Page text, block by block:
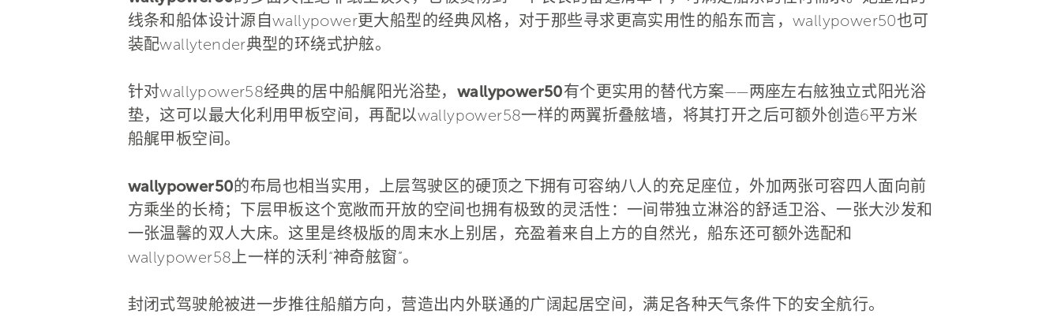
线条和船体设计源自wallypower更大船型的经典风格，对于那些寻求更高实用性的船东而言，wallypower50也可
装配wallytender典型的环绕式护舷。
针对wallypower58经典的居中船艉阳光浴垫， wallypower50有个更实用的替代方案——两座左右舷独立式阳光浴
垫，这可以最大化利用甲板空间，再配以wallypower58一样的两翼折叠舷墙，将其打开之后可额外创造6平方米
船艉甲板空间。
wallypower50的布局也相当实用，上层驾驶区的硬顶之下拥有可容纳八人的充足座位，外加两张可容四人面向前
方乘坐的长椅；下层甲板这个宽敞而开放的空间也拥有极致的灵活性：一间带独立淋浴的舒适卫浴、一张大沙发和
一张温馨的双人大床。这里是终极版的周末水上别居，充盈着来自上方的自然光，船东还可额外选配和
wallypower58上一样的沃利“神奇舷窗”。
封闭式驾驶舱被进一步推往船艏方向，营造出内外联通的广阔起居空间，满足各种天气条件下的安全航行。